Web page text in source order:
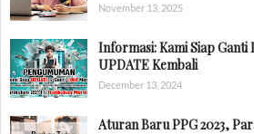
November 13, 2025
Informasi: Kami Siap Ganti
UPDATE Kembali
December 13, 2024
Aturan Baru PPG 2023,